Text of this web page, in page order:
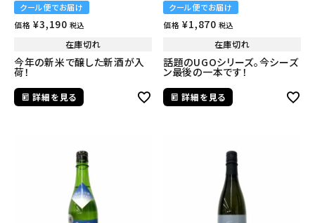
クール便でお届け
価格 ¥3,190 税込
在庫切れ
今年の新米で醸した新酒が入
荷！
詳細を見る
クール便でお届け
価格 ¥1,870 税込
在庫切れ
話題のUGOシリーズ。今シーズ
ン最後の一本です！
詳細を見る